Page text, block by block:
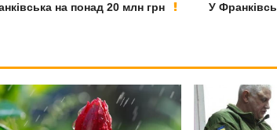
на понад 20 млн грн У Франківську